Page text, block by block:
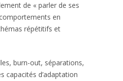
de « parler de ses
en
répétitifs et
burn-out, séparations,
capacités d’adaptation